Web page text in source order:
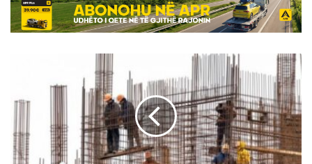
punimeve,
një
punëtor